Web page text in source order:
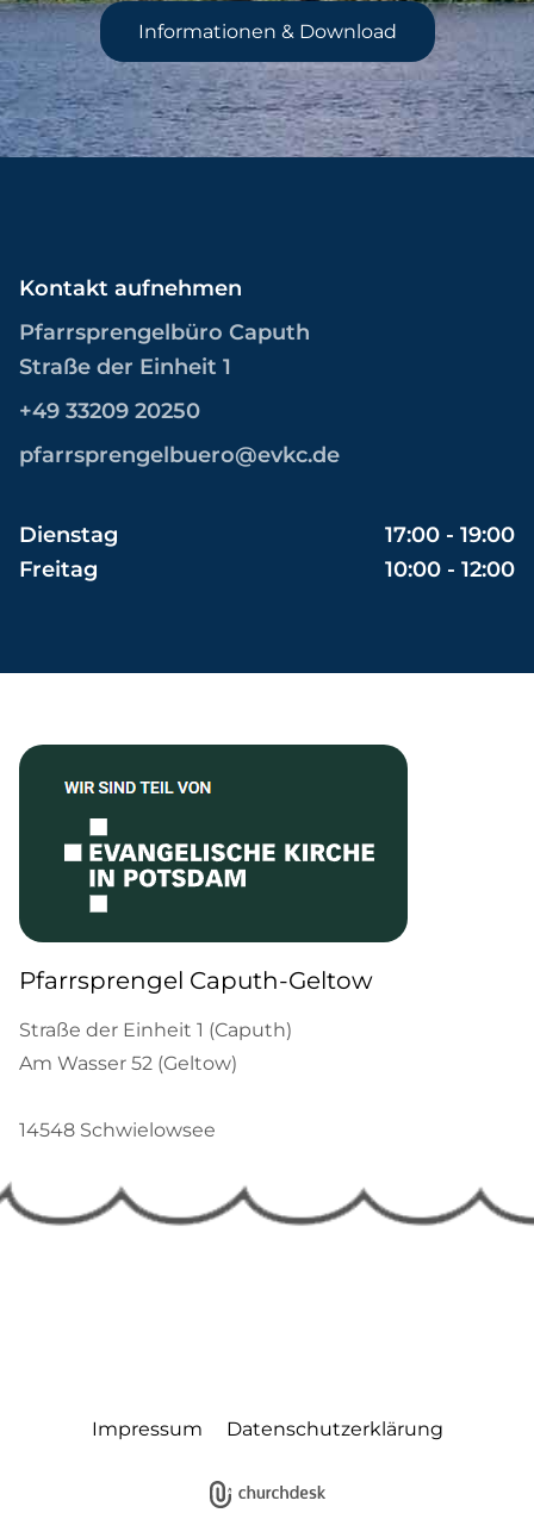
Informationen & Download
Kontakt aufnehmen
Pfarrsprengelbüro Caputh
Straße der Einheit 1
+49 33209 20250
pfarrsprengelbuero@evkc.de
Dienstag
17:00 - 19:00
Freitag
10:00 - 12:00
Pfarrsprengel Caputh-Geltow
Straße der Einheit 1 (Caputh)
Am Wasser 52 (Geltow)
14548 Schwielowsee
Impressum Datenschutzerklärung